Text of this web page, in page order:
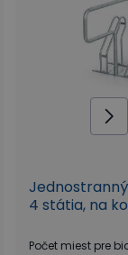
4 státia, na
Počet miest pre